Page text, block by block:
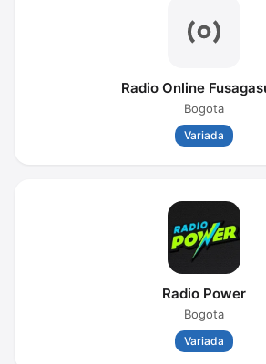
Radio Online
Bogota
Variada
Radio Power
Bogota
Variada